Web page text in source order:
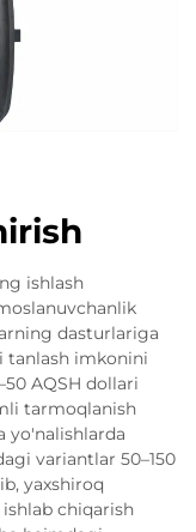
ishlash
dasturlariga
tanlash imkonini
AQSH dollari
tarmoqlanish
yo'nalishlarda
variantlar 50–150
yaxshiroq
chiqarish